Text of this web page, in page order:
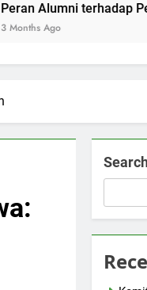
terhadap